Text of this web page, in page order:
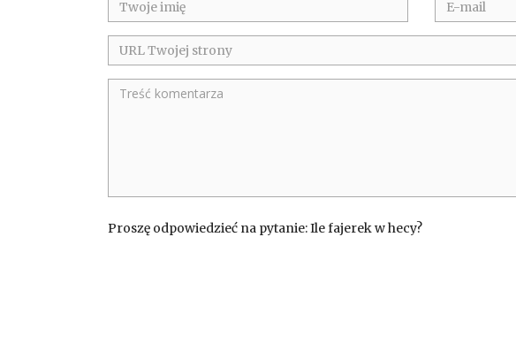
Proszę odpowiedzieć na pytanie: Ile fajerek w hecy?